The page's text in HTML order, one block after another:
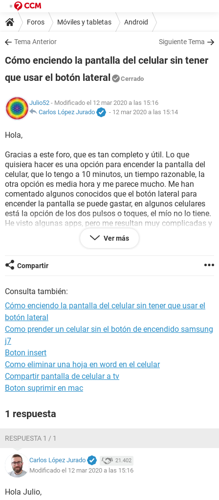
Foros Móviles y tabletas Android
Tema Anterior Siguiente Tema
Cómo enciendo la pantalla del celular sin tener
que usar el botón lateral
Cerrado
Julio52 - Modificado el 12 mar 2020 a las 15:16
Carlos López Jurado
- 12 mar 2020 a las 15:14
Hola,
Gracias a este foro, que es tan completo y útil. Lo que
quisiera hacer es una opción para encender la pantalla del
celular, que lo tengo a 10 minutos, un tiempo razonable, la
otra opción es media hora y me parece mucho. Me han
comentado algunos conocidos que el botón lateral para
encender la pantalla se puede gastar, en algunos celulares
está la opción de los dos pulsos o toques, el mío no lo tiene.
He visto algunas apps, pero me resultan muy complicadas y
algunos conocidos me recomendaron que podrían dañar al
equipo, ya que todo está en inglés, además confuso y
hay alguna app segura, entendible, que solo sirva para lo
que se supone: encender la pantalla con un toque o dos, por
Gracias.
Ver más
Compartir
Consulta también:
Cómo enciendo la pantalla del celular sin tener que usar el
botón lateral
Como prender un celular sin el botón de encendido samsung
j7
Boton insert
Como eliminar una hoja en word en el celular
Compartir pantalla de celular a tv
Boton suprimir en mac
1 respuesta
RESPUESTA 1 / 1
Carlos López Jurado 21.402
Modificado el 12 mar 2020 a las 15:16
Hola Julio,